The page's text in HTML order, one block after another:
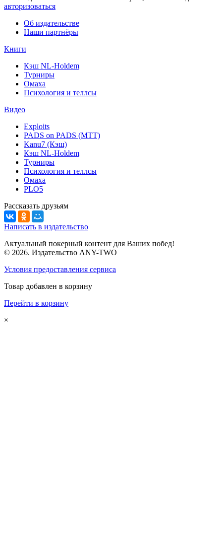
авторизоваться
Об издательстве
Наши партнёры
Книги
Кэш NL-Holdem
Турниры
Омаха
Психология и теллсы
Видео
Exploits
PADS on PADS (MTT)
Kanu7 (Кэш)
Кэш NL-Holdem
Турниры
Психология и теллсы
Омаха
PLO5
Рассказать друзьям
Написать в издательство
Актуальный покерный контент для Ваших побед!
© 2026. Издательство ANY-TWO
Условия предоставления сервиса
Товар добавлен в корзину
Перейти в корзину
×